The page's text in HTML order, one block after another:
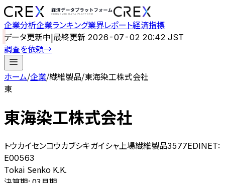
企業分析企業ランキング業界レポート経済指標
データ更新中|最終更新 2026-07-02 20:42 JST
調査を依頼→
ホーム/企業/繊維製品/東海染工株式会社
東
東海染工株式会社
トウカイセンコウカブシキガイシャ 上場繊維製品3577EDINET:
E00563
Tokai Senko K.K.